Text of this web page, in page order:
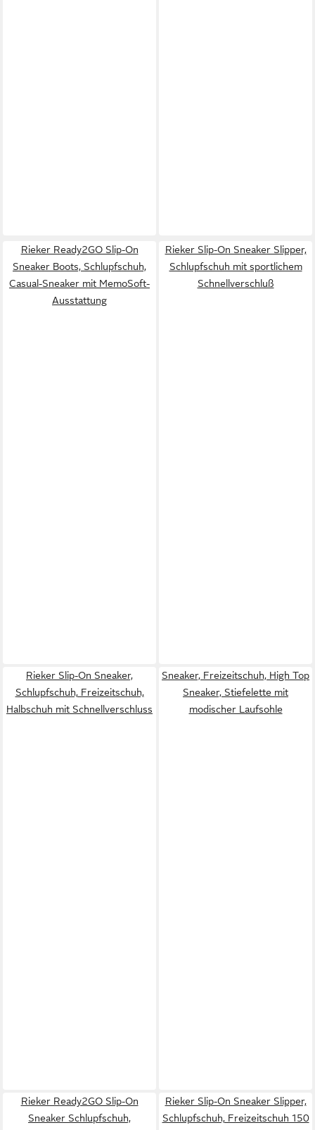
Rieker Ready2GO Slip-On
Sneaker Boots, Schlupfschuh,
Casual-Sneaker mit MemoSoft-
Ausstattung
Rieker Slip-On Sneaker Slipper,
Schlupfschuh mit sportlichem
Schnellverschluß
Rieker Slip-On Sneaker,
Schlupfschuh, Freizeitschuh,
Halbschuh mit Schnellverschluss
Sneaker, Freizeitschuh, High Top
Sneaker, Stiefelette mit
modischer Laufsohle
Rieker Ready2GO Slip-On
Sneaker Schlupfschuh,
Rieker Slip-On Sneaker Slipper,
Schlupfschuh, Freizeitschuh 150